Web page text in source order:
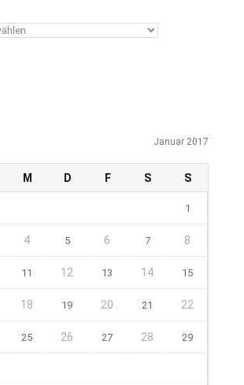
Januar 2017
M D F S S
1
4 5 6 7 8
11 12 13 14 15
18 19 20 21 22
25 26 27 28 29